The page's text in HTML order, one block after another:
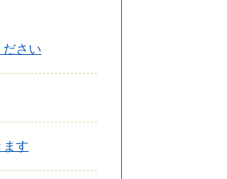
さい
す